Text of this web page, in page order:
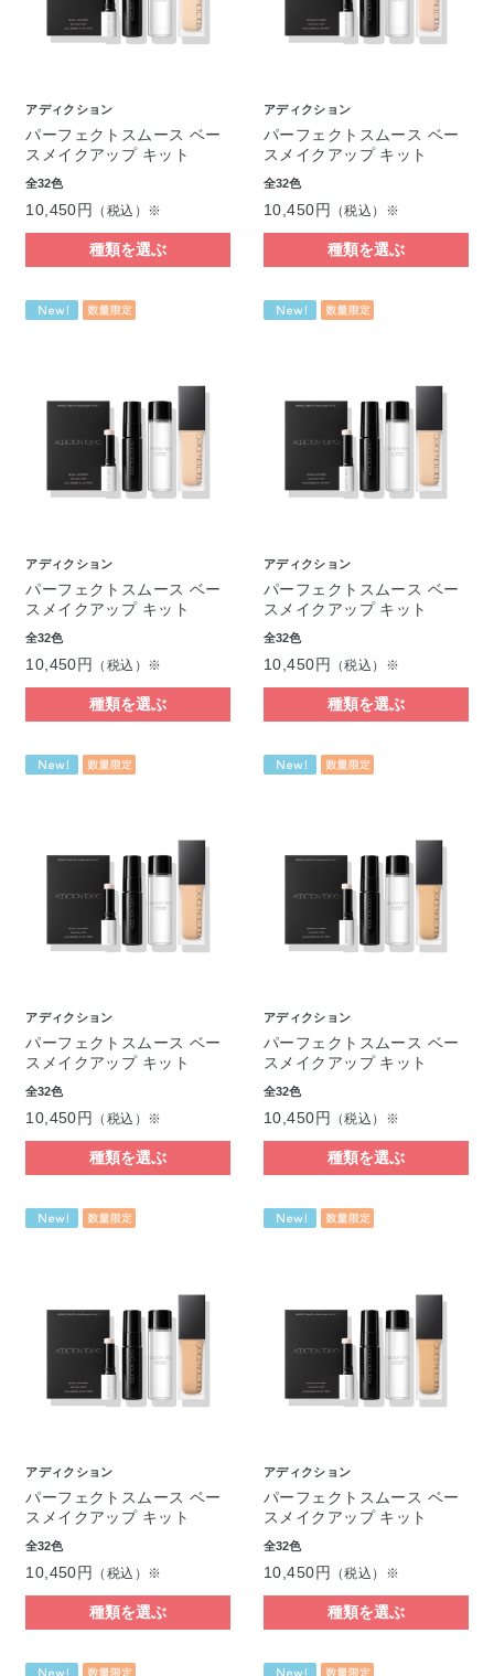
アディクション
パーフェクトスムース ベー
スメイクアップ キット
全32色
10,450円 （税込）※
種類を選ぶ
アディクション
パーフェクトスムース ベー
スメイクアップ キット
全32色
10,450円 （税込）※
種類を選ぶ
アディクション
パーフェクトスムース ベー
スメイクアップ キット
全32色
10,450円 （税込）※
種類を選ぶ
アディクション
パーフェクトスムース ベー
スメイクアップ キット
全32色
10,450円 （税込）※
種類を選ぶ
アディクション
パーフェクトスムース ベー
スメイクアップ キット
全32色
10,450円 （税込）※
種類を選ぶ
アディクション
パーフェクトスムース ベー
スメイクアップ キット
全32色
10,450円 （税込）※
種類を選ぶ
アディクション
パーフェクトスムース ベー
スメイクアップ キット
全32色
10,450円 （税込）※
種類を選ぶ
アディクション
パーフェクトスムース ベー
スメイクアップ キット
全32色
10,450円 （税込）※
種類を選ぶ